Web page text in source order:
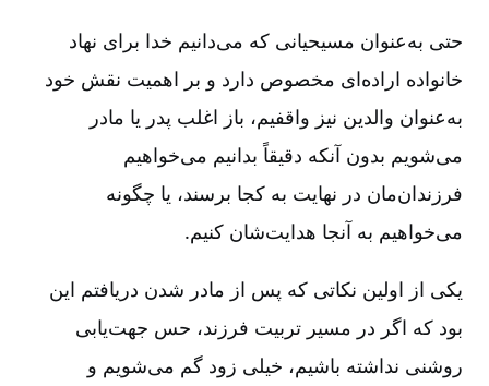
حتی به‌عنوان مسیحیانی که می‌دانیم خدا برای نهاد
خانواده اراده‌ای مخصوص دارد و بر اهمیت نقش خود
به‌عنوان والدین نیز واقفیم، باز اغلب پدر یا مادر
می‌شویم بدون آنکه دقیقاً بدانیم می‌خواهیم
فرزندان‌مان در نهایت به کجا برسند، یا چگونه
می‌خواهیم به آنجا هدایت‌شان کنیم.
یکی از اولین نکاتی که پس از مادر شدن دریافتم این
بود که اگر در مسیر تربیت فرزند، حس جهت‌یابی
روشنی نداشته باشیم، خیلی زود گم می‌شویم و